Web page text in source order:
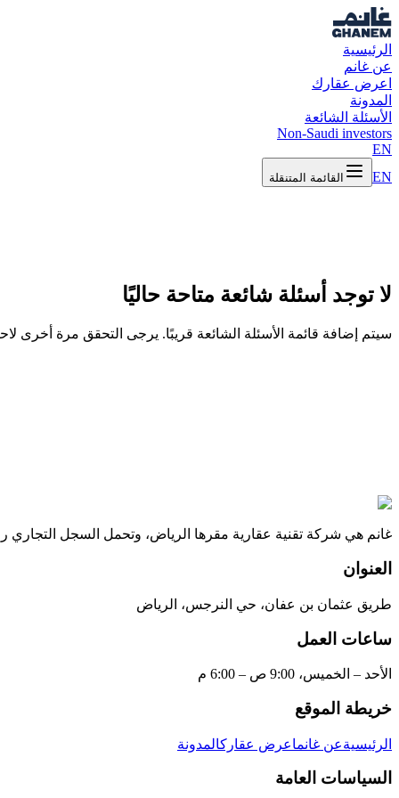
الرئيسية
عن غانم
اعرض عقارك
المدونة
الأسئلة الشائعة
Non-Saudi investors
EN
EN
القائمة المتنقلة
لا توجد أسئلة شائعة متاحة حاليًا
سيتم إضافة قائمة الأسئلة الشائعة قريبًا. يرجى التحقق مرة أخرى
غانم هي شركة تقنية عقارية مقرها الرياض، وتحمل السجل التجاري رقم
العنوان
طريق عثمان بن عفان، حي النرجس، الرياض
ساعات العمل
الأحد – الخميس، 9:00 ص – 6:00 م
خريطة الموقع
الرئيسيةعن غانماعرض عقاركالمدونة
السياسات العامة